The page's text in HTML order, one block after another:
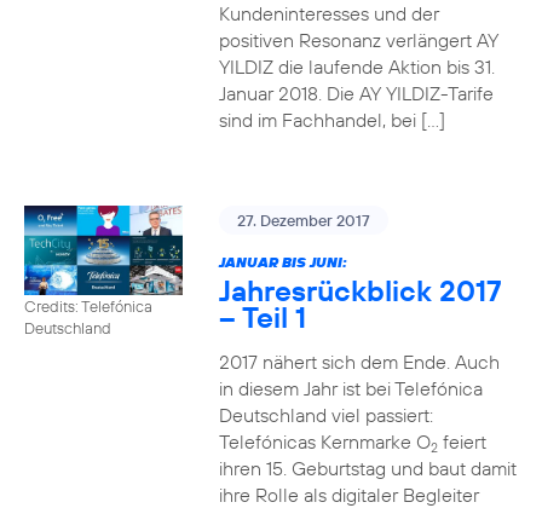
Kundeninteresses und der
positiven Resonanz verlängert AY
YILDIZ die laufende Aktion bis 31.
Januar 2018. Die AY YILDIZ-Tarife
sind im Fachhandel, bei […]
Credits: Telefónica
Deutschland
27. Dezember 2017
JANUAR BIS JUNI:
Jahresrückblick 2017
– Teil 1
2017 nähert sich dem Ende. Auch
in diesem Jahr ist bei Telefónica
Deutschland viel passiert:
Telefónicas Kernmarke O2feiert
ihren 15. Geburtstag und baut damit
ihre Rolle als digitaler Begleiter